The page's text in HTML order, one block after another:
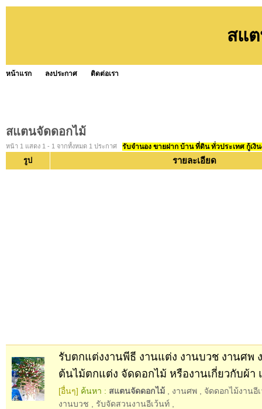
สแ
หน้าแรก ลงประกาศ ติดต่อเรา
สแตนจัดดอกไม้
หน้า 1 แสดง 1 - 1 จากทั้งหมด 1 ประกาศ รับจำนอง ขายฝาก บ้าน ที่ดิน ทั่วประเทศ กู้เงิ
รูป รายละเอียด
รับตกแต่งงานพีธี งานแต่ง งานบวช งานศพ
ต้นไม้ตกแต่ง จัดดอกไม้ หรืองานเกี่ยวกับผ้า
[อื่นๆ] ค้นหา : สแตนจัดดอกไม้ งานศพ
จัดดอกไม้งานอี
งานบวช
รับจัดสวนงานอีเว้นท์